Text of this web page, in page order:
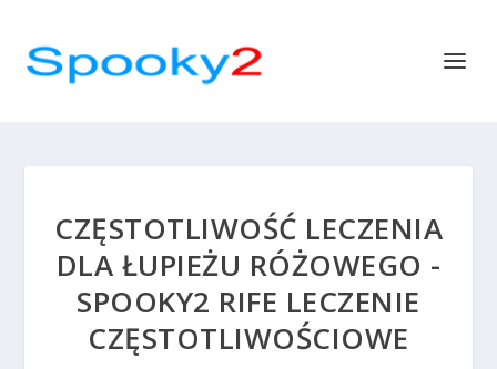
CZĘSTOTLIWOŚĆ LECZENIA
DLA ŁUPIEŻU RÓŻOWEGO -
SPOOKY2 RIFE LECZENIE
CZĘSTOTLIWOŚCIOWE